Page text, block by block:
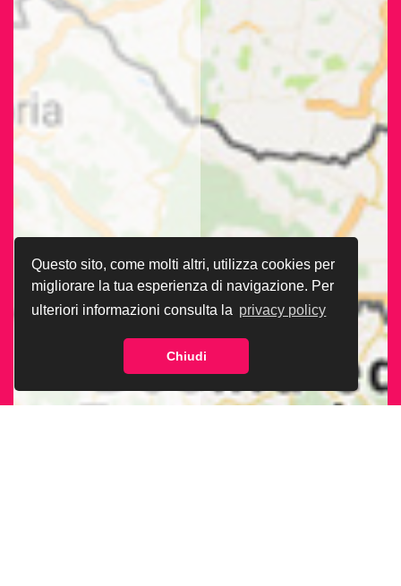
Questo sito, come molti altri, utilizza cookies per
migliorare la tua esperienza di navigazione. Per
ulteriori informazioni consulta la privacy policy
Chiudi